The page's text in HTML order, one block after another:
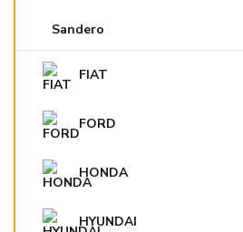
Sandero
FIAT
FORD
HONDA
HYUNDAI